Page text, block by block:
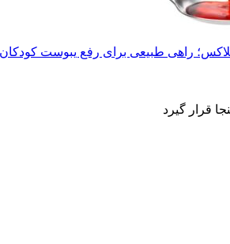
راهی طبیعی برای رفع یبوست
قرار گیرد